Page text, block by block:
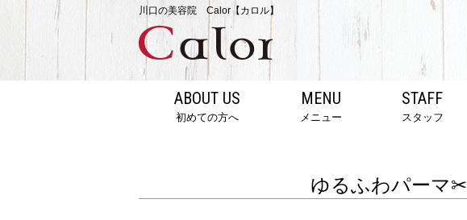
川口の美容院 Calor【カロル】
ABOUT US
初めての方へ
MENU
メニュー
STAFF
スタッフ
ゆるふわパーマ✂